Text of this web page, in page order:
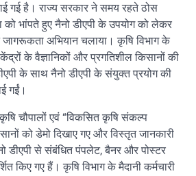
गई है। राज्य सरकार ने समय रहते ठोस
भांपते हुए नैनो डीएपी के उपयोग को लेकर
अभियान चलाया। कृषि विभाग के
के वैज्ञानिकों और प्रगतिशील किसानों की
के साथ नैनो डीएपी के संयुक्त प्रयोग की
गईं।
चौपालों एवं “विकसित कृषि संकल्प
को डेमो दिखाए गए और विस्तृत जानकारी
डीएपी से संबंधित पंपलेट, बैनर और पोस्टर
किए गए हैं। कृषि विभाग के मैदानी कर्मचारी